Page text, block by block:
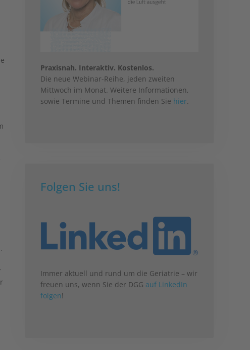
Praxisnah. Interaktiv. Kostenlos.
Die neue Webinar-Reihe, jeden zweiten
Mittwoch im Monat. Weitere Informationen,
sowie Termine und Themen finden Sie hier.
Folgen Sie uns!
Immer aktuell und rund um die Geriatrie – wir
freuen uns, wenn Sie der DGG auf LinkedIn
folgen!